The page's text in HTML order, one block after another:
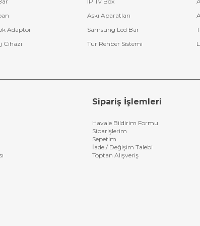
Ses
ürünlerine göz atın.
Askı Aparatları
Adaptör Samsung Led Bar
Cihazı Tur Rehber Sistemi
Sipariş İşlemleri
Havale Bildirim Formu
Siparişlerim
Sepetim
İade / Değişim Talebi
Toptan Alışveriş